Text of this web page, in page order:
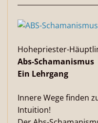
Hohepriester-
Abs-Schamanismus
Ein Lehrgang
Innere Wege finden
Intuition!